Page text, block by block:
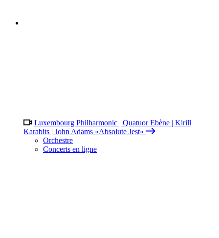
Luxembourg Philharmonic | Quatuor Ebène | Kirill
Karabits | John Adams «Absolute Jest»
Orchestre
Concerts en ligne